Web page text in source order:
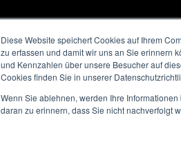
Diese Website speichert Cookies auf Ihrem
zu erfassen und damit wir uns an Sie erinnern
und Kennzahlen über unsere Besucher auf
Cookies finden Sie in unserer
Wenn Sie ablehnen, werden Ihre
daran zu erinnern, dass Sie nicht nachverfolgt